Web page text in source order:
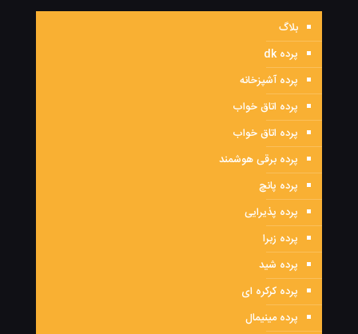
بلاگ
پرده dk
پرده آشپزخانه
پرده اتاق خواب
پرده اتاق خواب
پرده برقی هوشمند
پرده پانچ
پرده پذیرایی
پرده زبرا
پرده شید
پرده کرکره ای
پرده مینیمال